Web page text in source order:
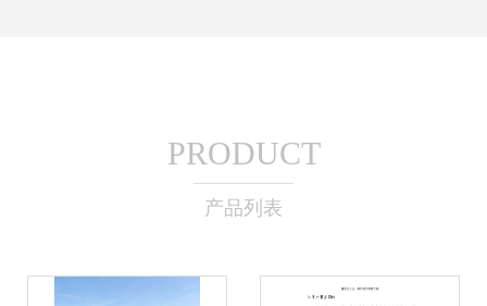
PRODUCT
产品列表